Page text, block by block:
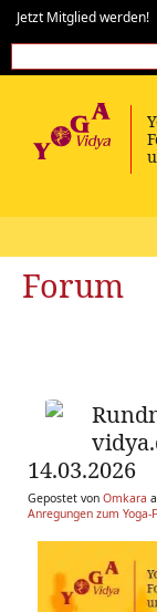
Jetzt Mitglied werden!
Forum
14.03.2026
Gepostet von Omkara
Anregungen zum Yoga-